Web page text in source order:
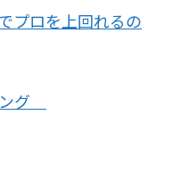
プロを上回れるの
ング